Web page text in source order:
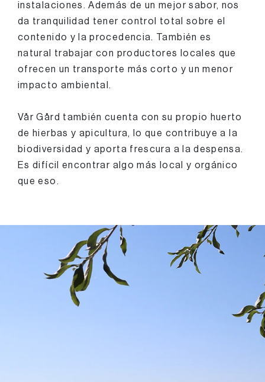
instalaciones. Además de un mejor sabor, nos
da tranquilidad tener control total sobre el
contenido y la procedencia. También es
natural trabajar con productores locales que
ofrecen un transporte más corto y un menor
impacto ambiental.
Vår Gård también cuenta con su propio huerto
de hierbas y apicultura, lo que contribuye a la
biodiversidad y aporta frescura a la despensa.
Es difícil encontrar algo más local y orgánico
que eso.